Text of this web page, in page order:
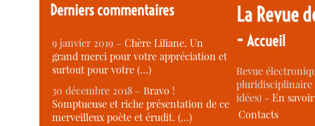
Derniers commentaires
9 janvier 2019 –Chère Liliane, Un
grand merci pour votre appréciation et
surtout pour votre (…)
30 décembre 2018 –Bravo !
Somptueuse et riche présentation de ce
merveilleux poète et érudit. (…)
La Revue
-Accueil
Revue
idées) -En
Contacts